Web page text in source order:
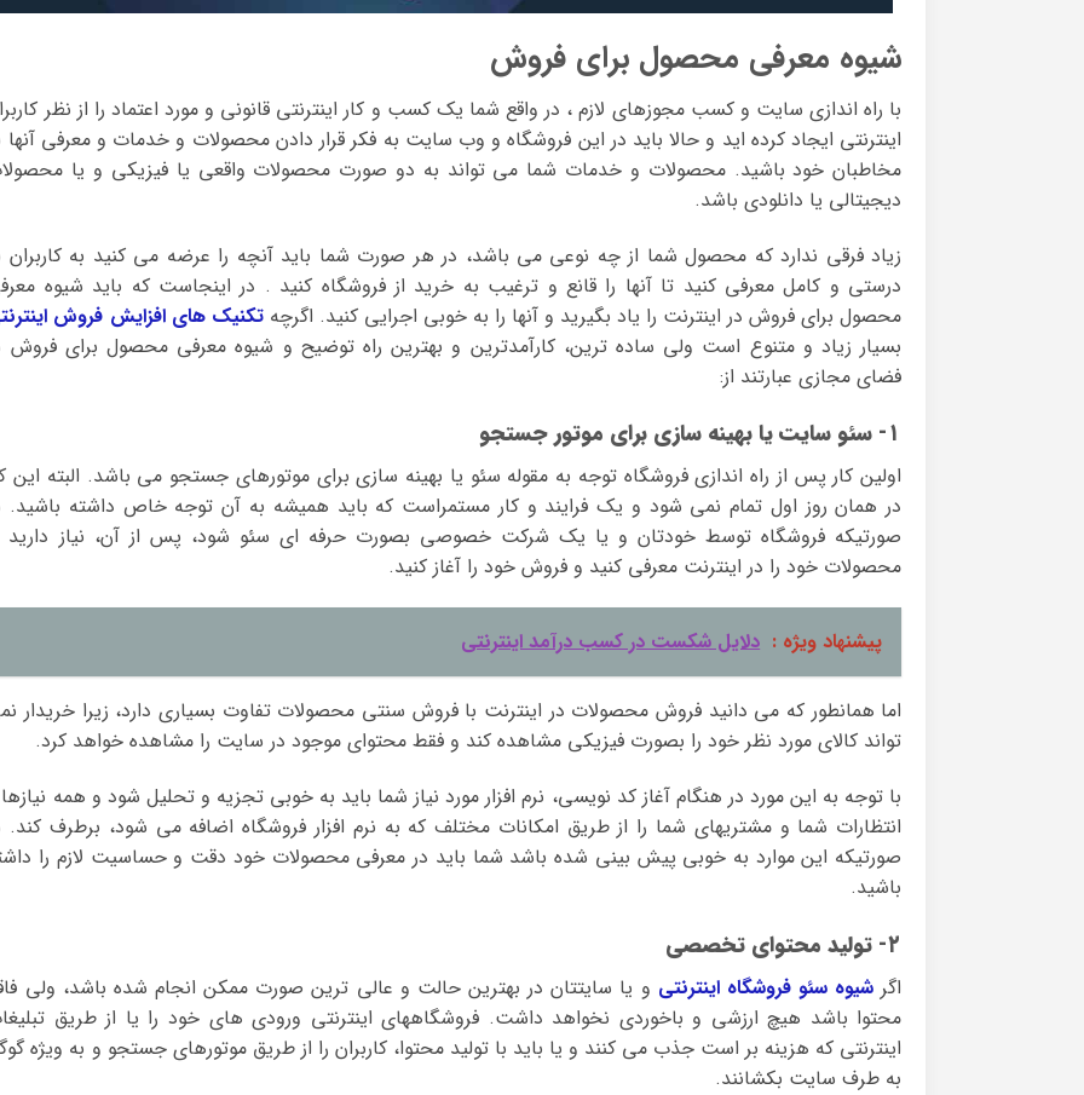
شیوه معرفی محصول برای فروش
با راه اندازی سایت و کسب مجوزهای لازم ، در واقع شما یک کسب و کار اینترنتی قانونی و مورد اعتماد را از نظر
اینترنتی ایجاد کرده اید و حالا باید در این فروشگاه و وب سایت به فکر قرار دادن محصولات و خدمات و معرفی آنها
مخاطبان خود باشید. محصولات و خدمات شما می تواند به دو صورت محصولات واقعی یا فیزیکی و یا
دیجیتالی یا دانلودی باشد.
زیاد فرقی ندارد که محصول شما از چه نوعی می باشد، در هر صورت شما باید آنچه را عرضه می کنید به کاربران
درستی و کامل معرفی کنید تا آنها را قانع و ترغیب به خرید از فروشگاه کنید . در اینجاست که باید شیوه
محصول برای فروش در اینترنت را یاد بگیرید و آنها را به خوبی اجرایی کنید. اگرچهتکنیک های افزایش فروش
بسیار زیاد و متنوع است ولی ساده ترین، کارآمدترین و بهترین راه توضیح و شیوه معرفی محصول برای فروش
فضای مجازی عبارتند از:
۱- سئو سایت یا بهینه سازی برای موتور جستجو
اولین کار پس از راه اندازی فروشگاه توجه به مقوله سئو یا بهینه سازی برای موتورهای جستجو می باشد. البته این
در همان روز اول تمام نمی شود و یک فرایند و کار مستمراست که باید همیشه به آن توجه خاص داشته باشید.
صورتیکه فروشگاه توسط خودتان و یا یک شرکت خصوصی بصورت حرفه ای سئو شود، پس از آن، نیاز دارید
محصولات خود را در اینترنت معرفی کنید و فروش خود را آغاز کنید.
پیشنهاد ویژه : دلایل شکست در کسب درآمد اینترنتی
اما همانطور که می دانید فروش محصولات در اینترنت با فروش سنتی محصولات تفاوت بسیاری دارد، زیرا خریدار
تواند کالای مورد نظر خود را بصورت فیزیکی مشاهده کند و فقط محتوای موجود در سایت را مشاهده خواهد کرد.
با توجه به این مورد در هنگام آغاز کد نویسی، نرم افزار مورد نیاز شما باید به خوبی تجزیه و تحلیل شود و همه
انتظارات شما و مشتریهای شما را از طریق امکانات مختلف که به نرم افزار فروشگاه اضافه می شود، برطرف کند.
صورتیکه این موارد به خوبی پیش بینی شده باشد شما باید در معرفی محصولات خود دقت و حساسیت لازم را
باشید.
۲- تولید محتوای تخصصی
اگر شیوه سئو فروشگاه اینترنتی و یا سایتتان در بهترین حالت و عالی ترین صورت ممکن انجام شده باشد، ولی
محتوا باشد هیچ ارزشی و باخوردی نخواهد داشت. فروشگاههای اینترنتی ورودی های خود را یا از طریق
اینترنتی که هزینه بر است جذب می کنند و یا باید با تولید محتوا، کاربران را از طریق موتورهای جستجو و به ویژه
به طرف سایت بکشانند.